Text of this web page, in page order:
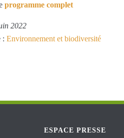
programme complet
2022
: Environnement et biodiversité
ESPACE PRESSE